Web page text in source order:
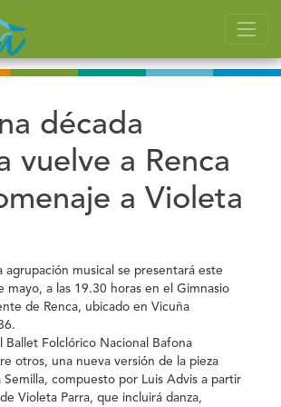
década
vuelve a Renca
a Violeta
agrupación musical se presentará este
mayo, a las 19.30 horas en el Gimnasio
de Renca, ubicado en Vicuña
Ballet Folclórico Nacional Bafona
otros, una nueva versión de la pieza
Semilla, compuesto por Luis Advis a partir
Violeta Parra, que incluirá danza,